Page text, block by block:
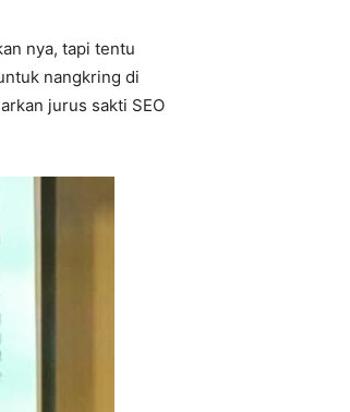
nya, tapi tentu
nangkring di
jurus sakti SEO